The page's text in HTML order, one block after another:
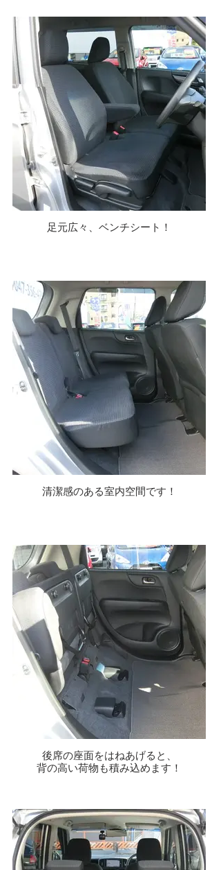
足元広々、ベンチシート！
清潔感のある室内空間です！
後席の座面をはねあげると、
背の高い荷物も積み込めます！